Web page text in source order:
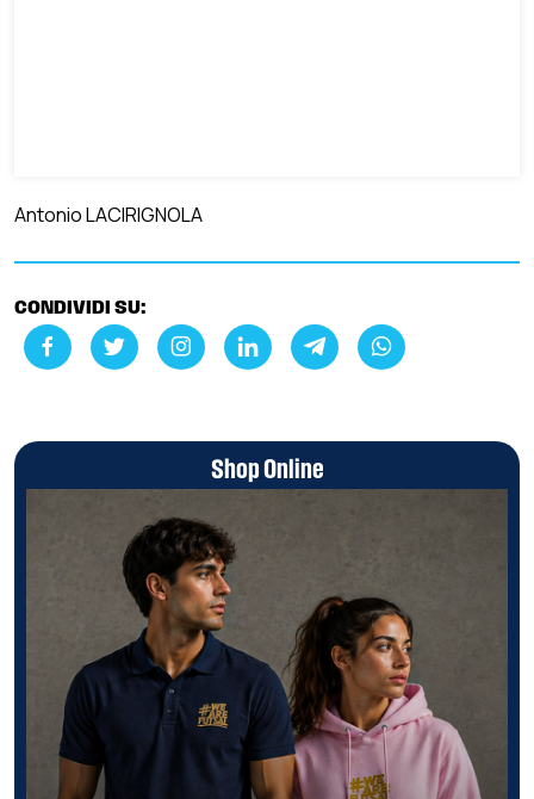
Antonio LACIRIGNOLA
CONDIVIDI SU:
Shop Online